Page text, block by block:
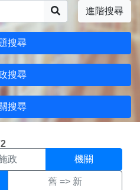
進階搜尋
搜尋
搜尋
搜尋
頁面
政 機關
舊 => 新